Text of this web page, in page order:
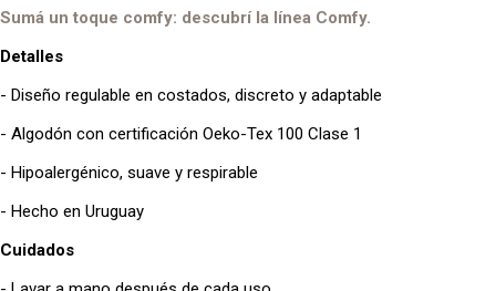
Sumá un toque comfy: descubrí la línea Comfy.
Detalles
- Diseño regulable en costados, discreto y adaptable
- Algodón con certificación Oeko-Tex 100 Clase 1
- Hipoalergénico, suave y respirable
- Hecho en Uruguay
Cuidados